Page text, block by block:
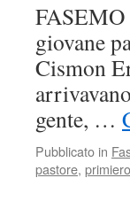
giovane
Cismon
gente, …
Pubblicato in
pastore, primiero